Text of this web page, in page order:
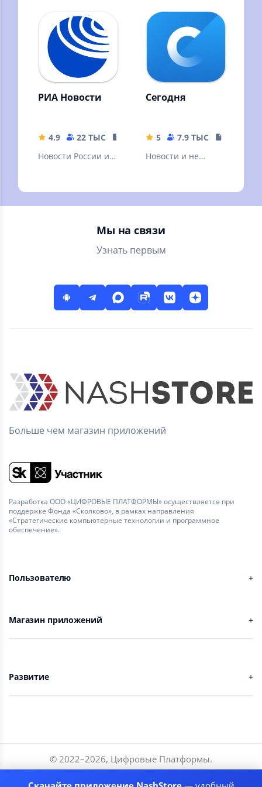
РИА Новости
4.9 22 ТЫС
23.82 MB
Новости России и
инфографика от
лидера новостного
Сегодня
5 7.9 ТЫС
Новости и не
Мы на связи
Узнать первым
Больше чем магазин приложений
Разработка ООО «ЦИФРОВЫЕ ПЛАТФОРМЫ» осуществляется при
поддержке Фонда «Сколково», в рамках направления
«Стратегические компьютерные технологии и программное
обеспечение».
Пользователю
Магазин приложений
Развитие
© 2022–2026, Цифровые Платформы.
Разработчики